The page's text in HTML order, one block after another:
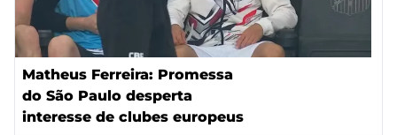
Matheus Ferreira: Promessa
do São Paulo desperta
interesse de clubes europeus